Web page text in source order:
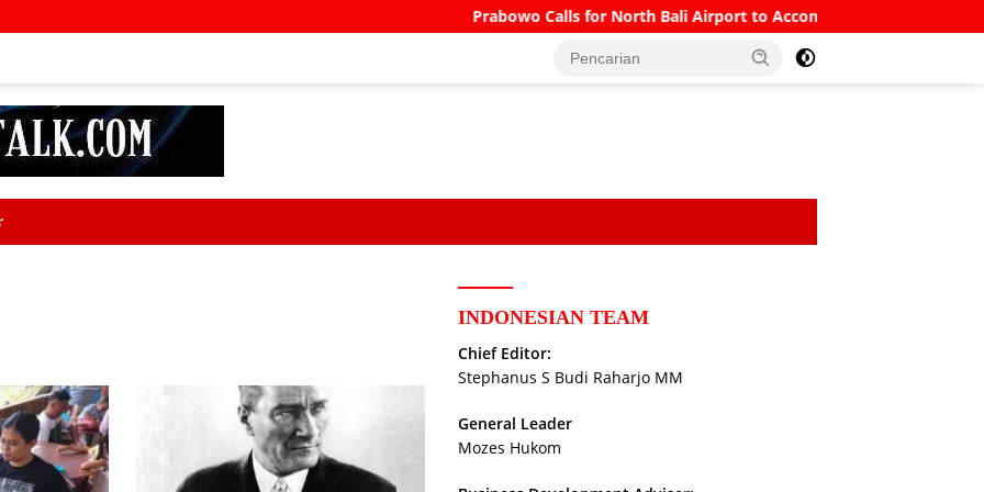
Prabowo Calls for North Bali Airport to Accommodate Boeing 777s and
INDONESIAN TEAM
Chief Editor:
Stephanus S Budi Raharjo MM
General Leader
Mozes Hukom